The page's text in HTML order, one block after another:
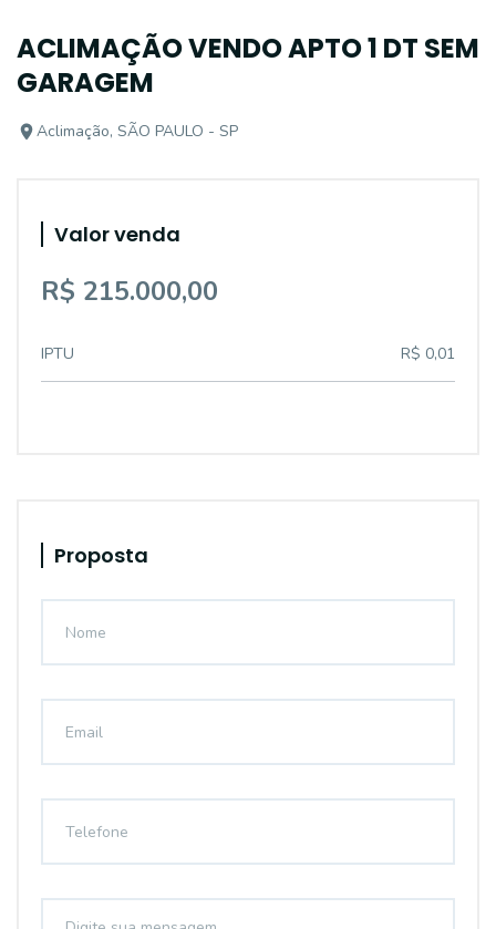
ACLIMAÇÃO VENDO APTO 1 DT SEM
GARAGEM
Aclimação, SÃO PAULO - SP
Valor venda
R$ 215.000,00
IPTU R$ 0,01
Proposta